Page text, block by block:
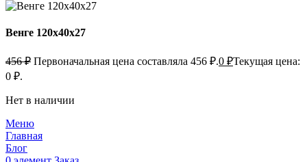
Венге 120х40х27
456₽ Первоначальная цена составляла 456 ₽.0 ₽Текущая цена:
0 ₽.
Нет в наличии
Меню
Главная
Блог